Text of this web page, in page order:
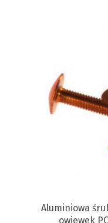
Aluminiowa
owiewek